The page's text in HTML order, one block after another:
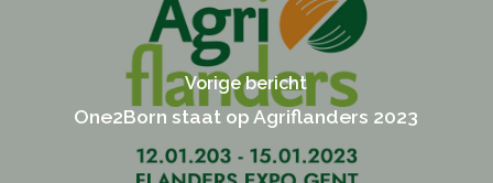
Vorige bericht
One2Born staat op Agriflanders 2023